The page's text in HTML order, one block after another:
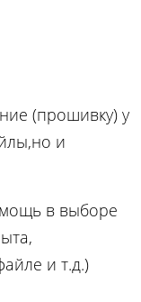
(прошивку) у
и
в выборе
и т.д.)